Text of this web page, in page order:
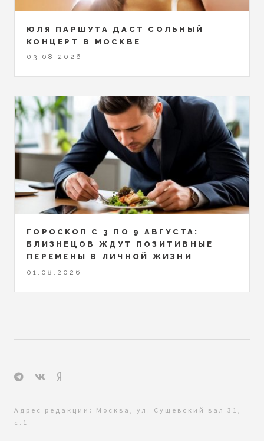
ЮЛЯ ПАРШУТА ДАСТ СОЛЬНЫЙ
КОНЦЕРТ В МОСКВЕ
03.08.2026
ГОРОСКОП С 3 ПО 9 АВГУСТА:
БЛИЗНЕЦОВ ЖДУТ ПОЗИТИВНЫЕ
ПЕРЕМЕНЫ В ЛИЧНОЙ ЖИЗНИ
01.08.2026
Адрес редакции: Москва, ул. Сущевский вал 31,
с.1